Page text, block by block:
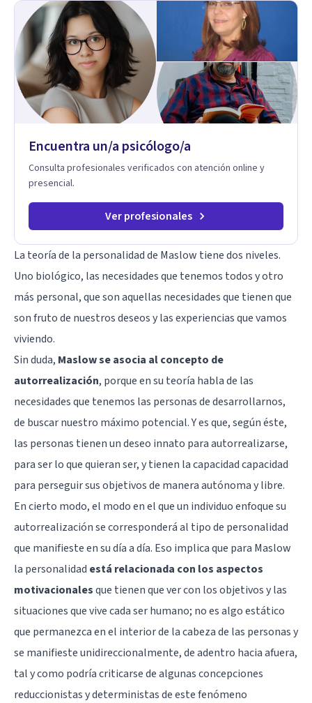
Encuentra un/a psicólogo/a
Consulta profesionales verificados con atención online y
presencial.
Ver profesionales
La teoría de la personalidad de Maslow tiene dos niveles.
Uno biológico, las necesidades que tenemos todos y otro
más personal, que son aquellas necesidades que tienen que
son fruto de nuestros deseos y las experiencias que vamos
viviendo.
Sin duda, Maslow se asocia al concepto de
autorrealización, porque en su teoría habla de las
necesidades que tenemos las personas de desarrollarnos,
de buscar nuestro máximo potencial. Y es que, según éste,
las personas tienen un deseo innato para autorrealizarse,
para ser lo que quieran ser, y tienen la capacidad capacidad
para perseguir sus objetivos de manera autónoma y libre.
En cierto modo, el modo en el que un individuo enfoque su
autorrealización se corresponderá al tipo de personalidad
que manifieste en su día a día. Eso implica que para Maslow
la personalidad está relacionada con los aspectos
motivacionalesque tienen que ver con los objetivos y las
situaciones que vive cada ser humano; no es algo estático
que permanezca en el interior de la cabeza de las personas y
se manifieste unidireccionalmente, de adentro hacia afuera,
tal y como podría criticarse de algunas concepciones
reduccionistas y deterministas de este fenómeno